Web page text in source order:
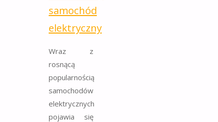
samochód
elektryczny
Wraz z
rosnącą
popularnością
samochodów
elektrycznych
pojawia się